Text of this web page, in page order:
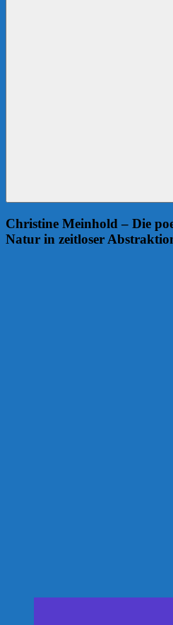
Christine Meinhold – Die
Natur in zeitloser